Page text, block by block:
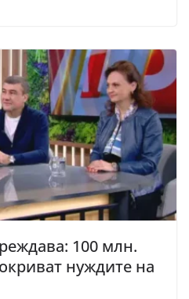
100 млн.
нуждите на